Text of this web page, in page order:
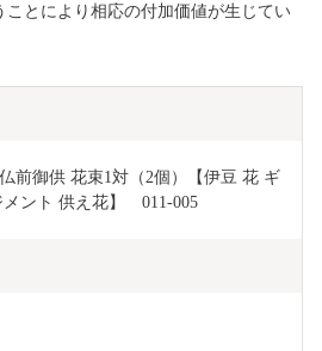
とにより相応の付加価値が生じてい
前御供 花束1対（2個）【伊豆 花 ギ
ント 供え花】　011-005